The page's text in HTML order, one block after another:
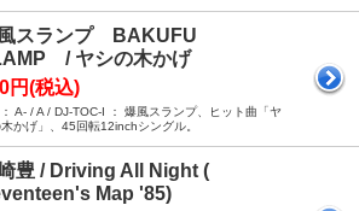
スランプ BAKUFU
/ ヤシの木かげ
円(税込)
A- / A / DJ-TOC-I ： 爆風スランプ、ヒット曲「ヤ
かげ」、45回転12inchシングル。
豊 / Driving All Night (
Map '85)